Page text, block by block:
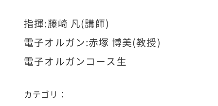
指揮:藤崎 凡(講師)
電子オルガン:赤塚 博美(教授)
電子オルガンコース生
カテゴリ：